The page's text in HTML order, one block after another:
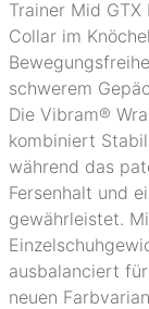
Trainer Mid
Collar im
schwerem
Die Vibram®
kombiniert
während das
Fersenhalt und
gewährleistet.
ausbalanciert
neuen